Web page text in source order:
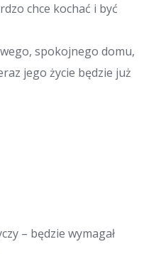
chce kochać i być
spokojnego domu,
jego życie będzie już
– będzie wymagał